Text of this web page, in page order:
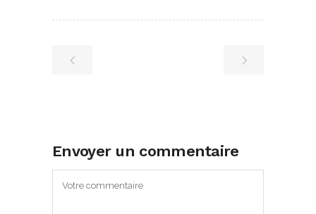
Envoyer un commentaire